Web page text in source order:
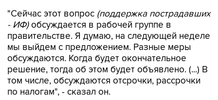
"Сейчас этот вопрос (поддержка пострадавших
- ИФ)обсуждается в рабочей группе в
правительстве. Я думаю, на следующей неделе
мы выйдем с предложением. Разные меры
обсуждаются. Когда будет окончательное
решение, тогда об этом будет объявлено. (...) В
том числе, обсуждаются отсрочки, рассрочки
по налогам", - сказал он.